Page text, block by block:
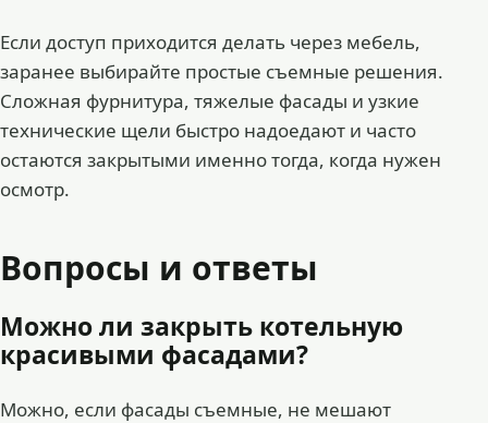
Если доступ приходится делать через мебель,
заранее выбирайте простые съемные решения.
Сложная фурнитура, тяжелые фасады и узкие
технические щели быстро надоедают и часто
остаются закрытыми именно тогда, когда нужен
осмотр.
Вопросы и ответы
Можно ли закрыть котельную
красивыми фасадами?
Можно, если фасады съемные, не мешают